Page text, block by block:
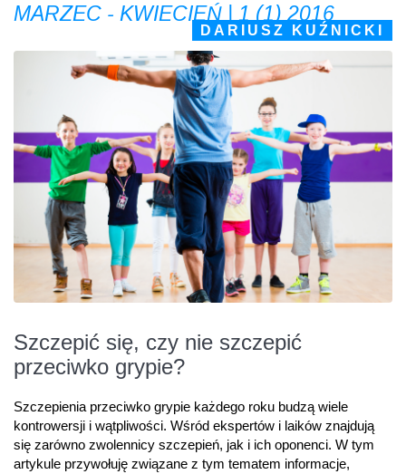
MARZEC - KWIECIEŃ | 1 (1) 2016
DARIUSZ KUŹNICKI
Szczepić się, czy nie szczepić
przeciwko grypie?
Szczepienia przeciwko grypie każdego roku budzą wiele
kontrowersji i wątpliwości. Wśród ekspertów i laików znajdują
się zarówno zwolennicy szczepień, jak i ich oponenci. W tym
artykule przywołuję związane z tym tematem informacje,